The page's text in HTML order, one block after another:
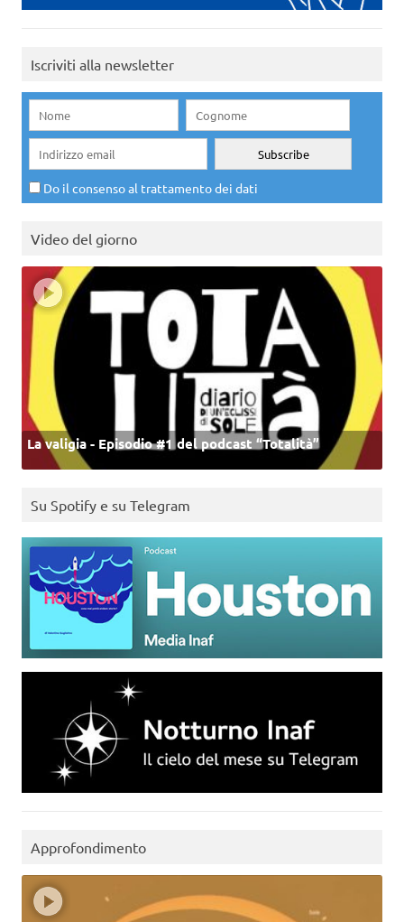
Iscriviti alla newsletter
Do il consenso al trattamento dei dati
Video del giorno
La valigia - Episodio #1 del podcast “Totalità”
Su Spotify e su Telegram
Approfondimento